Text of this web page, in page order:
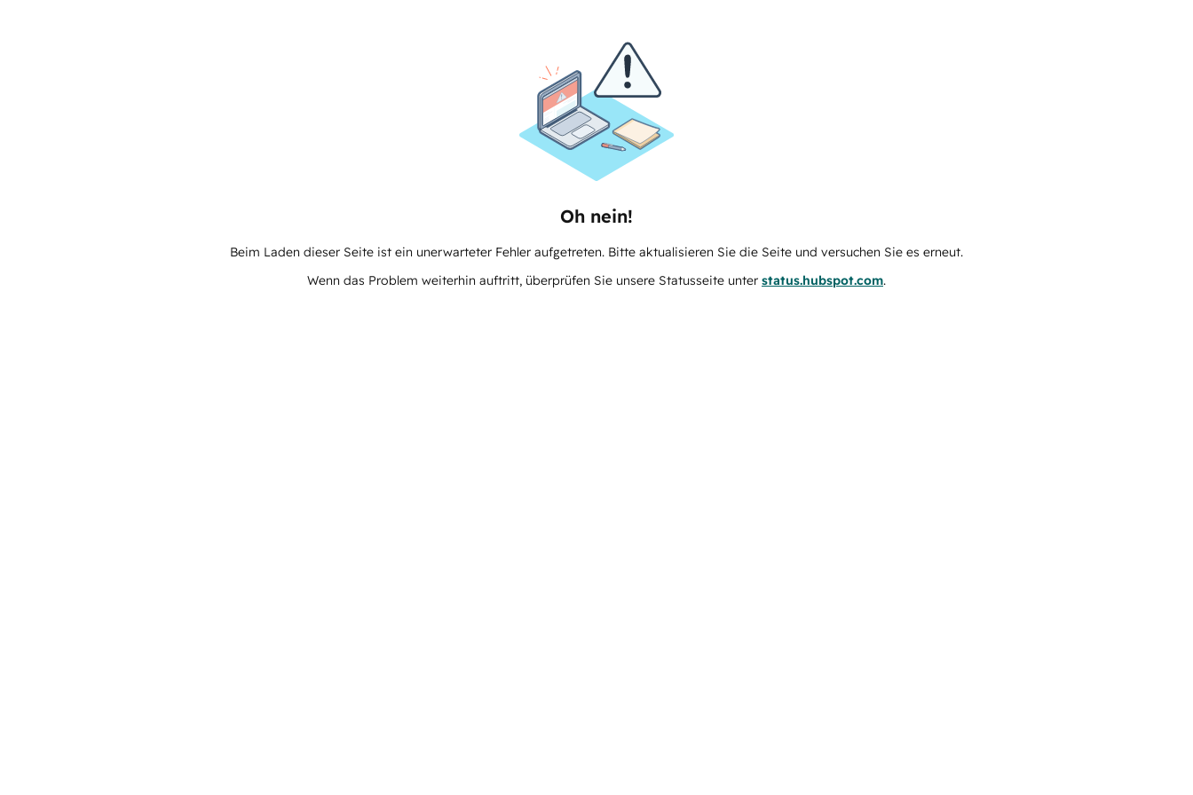
Oh nein!
Beim Laden dieser Seite ist ein unerwarteter Fehler aufgetreten. Bitte aktualisieren Sie die Seite und versuchen Sie es erneut.
Wenn das Problem weiterhin auftritt, überprüfen Sie unsere Statusseite unter status.hubspot.com.